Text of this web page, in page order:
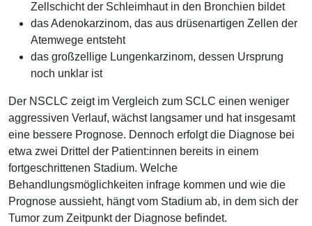
Zellschicht der Schleimhaut in den Bronchien bildet
das Adenokarzinom, das aus drüsenartigen Zellen der
Atemwege entsteht
das großzellige Lungenkarzinom, dessen Ursprung
noch unklar ist
Der NSCLC zeigt im Vergleich zum SCLC einen weniger
aggressiven Verlauf, wächst langsamer und hat insgesamt
eine bessere Prognose. Dennoch erfolgt die Diagnose bei
etwa zwei Drittel der Patient:innen bereits in einem
fortgeschrittenen Stadium. Welche
Behandlungsmöglichkeiten infrage kommen und wie die
Prognose aussieht, hängt vom Stadium ab, in dem sich der
Tumor zum Zeitpunkt der Diagnose befindet.